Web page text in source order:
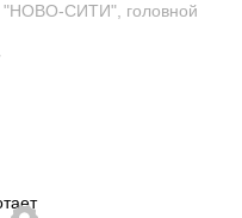
"НОВО-СИТИ", головной